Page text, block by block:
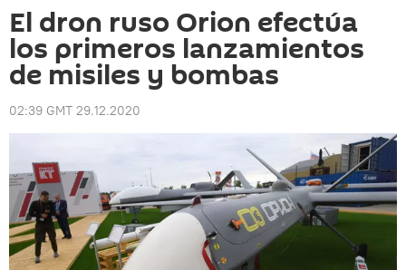
El dron ruso Orion efectúa
los primeros lanzamientos
de misiles y bombas
02:39 GMT 29.12.2020